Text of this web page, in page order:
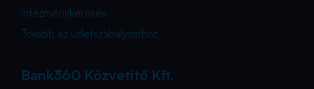
Intézménykeresés
Tovább az üzletszabályzathoz
Bank360 Közvetítő Kft.